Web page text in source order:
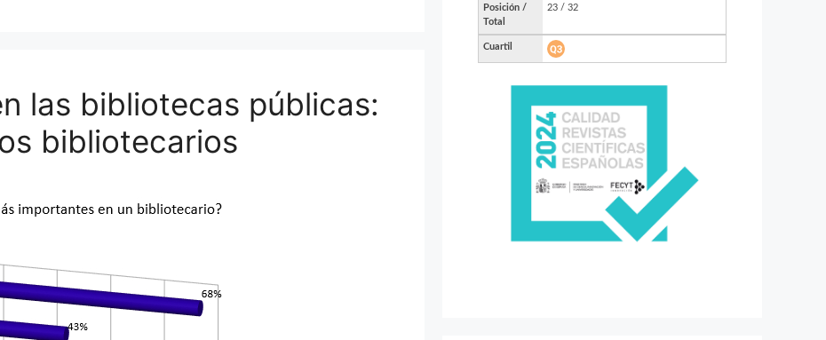
las bibliotecas públicas:
bibliotecarios